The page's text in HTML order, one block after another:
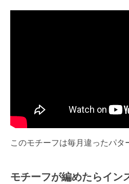
このモチーフは毎月違ったパタ
モチーフが編めたらイン